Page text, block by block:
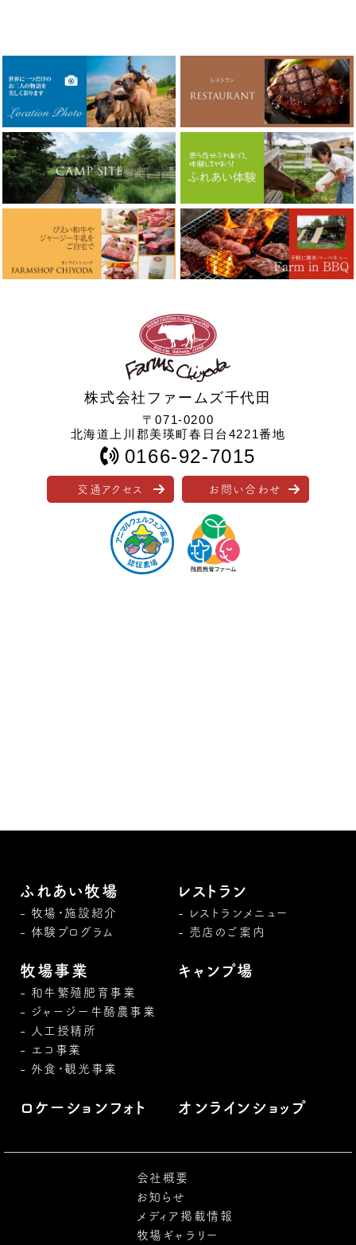
株式会社ファームズ千代田
〒071-0200
北海道上川郡美瑛町春日台4221番地
0166-92-7015
交通アクセス お問い合わせ
ふれあい牧場
牧場・施設紹介
体験プログラム
レストラン
レストランメニュー
売店のご案内
牧場事業
和牛繁殖肥育事業
ジャージー牛酪農事業
人工授精所
エコ事業
外食・観光事業
キャンプ場
ロケーションフォト オンラインショップ
会社概要
お知らせ
メディア掲載情報
牧場ギャラリー